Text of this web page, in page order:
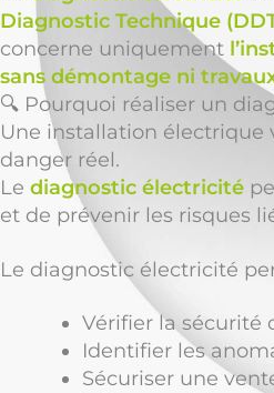
Diagnostic Technique
concerne uniquement
sans démontage ni
🔍 Pourquoi réaliser un
Une installation électrique
danger réel.
Le diagnostic électricité
et de prévenir les risques
Le diagnostic électricité
Vérifier la sécurité
Identifier les
Sécuriser une